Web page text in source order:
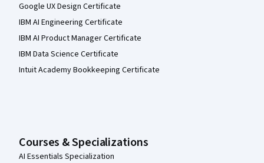
Google UX Design Certificate
IBM AI Engineering Certificate
IBM AI Product Manager Certificate
IBM Data Science Certificate
Intuit Academy Bookkeeping Certificate
Courses & Specializations
AI Essentials Specialization